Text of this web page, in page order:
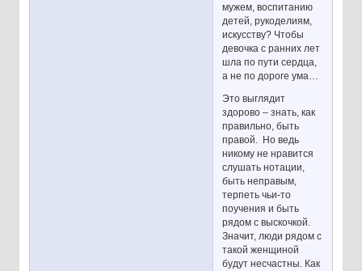
мужем, воспитанию
детей, рукоделиям,
искусству? Чтобы
девочка с ранних лет
шла по пути сердца,
а не по дороге ума…
Это выглядит
здорово – знать, как
правильно, быть
правой. Но ведь
никому не нравится
слушать нотации,
быть неправым,
терпеть чьи-то
поучения и быть
рядом с выскочкой.
Значит, люди рядом с
такой женщиной
будут несчастны. Как